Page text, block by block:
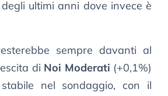
ultimi anni dove invece è
sempre davanti al
di Noi Moderati (+0,1%)
nel sondaggio, con il